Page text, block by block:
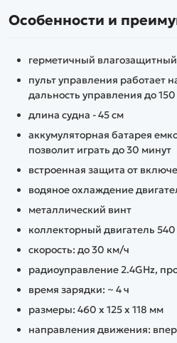
Особенности и
герметичный
пульт управления работает
дальность управления до
длина судна - 45 см
аккумуляторная батарея
позволит играть до 30 минут
встроенная защита от
водяное охлаждение
металлический винт
коллекторный двигатель 540
скорость: до 30 км/ч
радиоуправление 2.4GHz,
время зарядки: ~ 4 ч
размеры: 460 x 125 x 118 мм
направления движения: